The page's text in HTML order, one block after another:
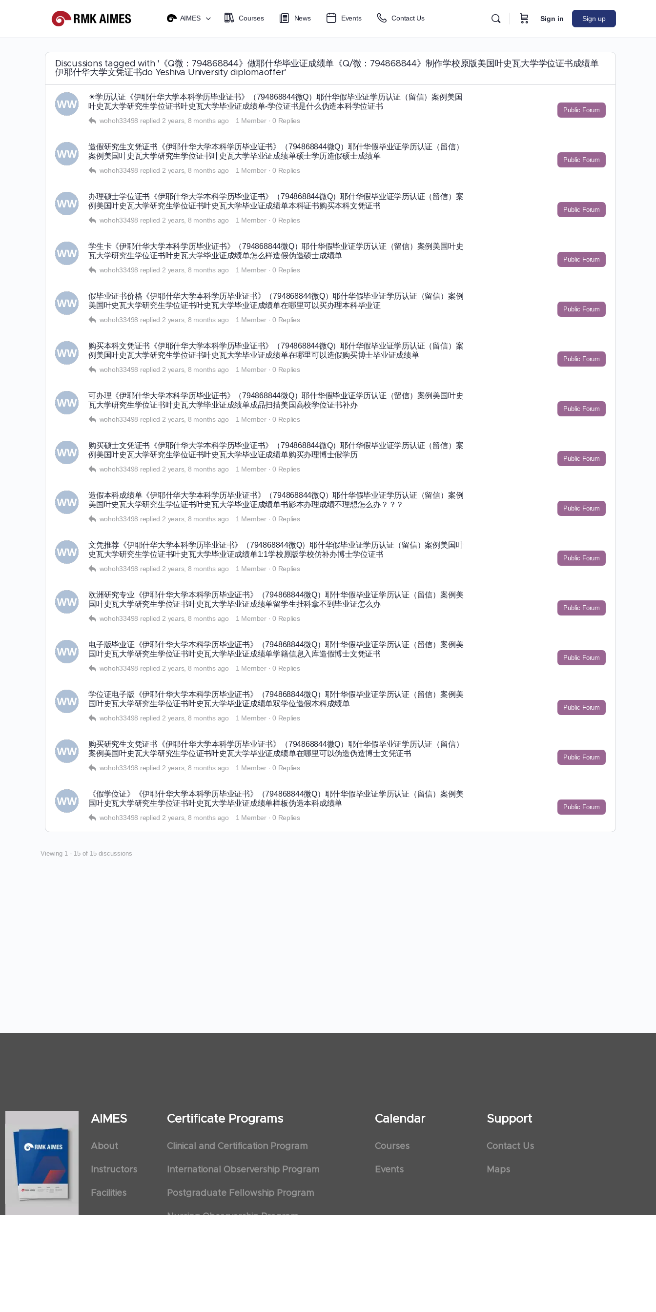
AIMES Courses News Events Contact Us Sign in Sign up
Discussions tagged with '《Q微：794868844》做耶什华毕业证成绩单《Q/微：794868844》制作学校原版美国叶史瓦大学学位证书成绩单
伊耶什华大学文凭证书do Yeshiva University diplomaoffer'
☀学历认证《伊耶什华大学本科学历毕业证书》（794868844微Q）耶什华假毕业证学历认证（留信）案例美国
叶史瓦大学研究生学位证书叶史瓦大学毕业证成绩单-学位证书是什么伪造本科学位证书
wohoh33498 replied 2 years, 8 months ago 1 Member · 0 Replies
Public Forum
造假研究生文凭证书《伊耶什华大学本科学历毕业证书》（794868844微Q）耶什华假毕业证学历认证（留信）
案例美国叶史瓦大学研究生学位证书叶史瓦大学毕业证成绩单硕士学历造假硕士成绩单
wohoh33498 replied 2 years, 8 months ago 1 Member · 0 Replies
Public Forum
办理硕士学位证书《伊耶什华大学本科学历毕业证书》（794868844微Q）耶什华假毕业证学历认证（留信）案
例美国叶史瓦大学研究生学位证书叶史瓦大学毕业证成绩单本科证书购买本科文凭证书
wohoh33498 replied 2 years, 8 months ago 1 Member · 0 Replies
Public Forum
学生卡《伊耶什华大学本科学历毕业证书》（794868844微Q）耶什华假毕业证学历认证（留信）案例美国叶史
瓦大学研究生学位证书叶史瓦大学毕业证成绩单怎么样造假伪造硕士成绩单
wohoh33498 replied 2 years, 8 months ago 1 Member · 0 Replies
Public Forum
假毕业证书价格《伊耶什华大学本科学历毕业证书》（794868844微Q）耶什华假毕业证学历认证（留信）案例
美国叶史瓦大学研究生学位证书叶史瓦大学毕业证成绩单在哪里可以买办理本科毕业证
wohoh33498 replied 2 years, 8 months ago 1 Member · 0 Replies
Public Forum
购买本科文凭证书《伊耶什华大学本科学历毕业证书》（794868844微Q）耶什华假毕业证学历认证（留信）案
例美国叶史瓦大学研究生学位证书叶史瓦大学毕业证成绩单在哪里可以造假购买博士毕业证成绩单
wohoh33498 replied 2 years, 8 months ago 1 Member · 0 Replies
Public Forum
可办理《伊耶什华大学本科学历毕业证书》（794868844微Q）耶什华假毕业证学历认证（留信）案例美国叶史
瓦大学研究生学位证书叶史瓦大学毕业证成绩单成品扫描美国高校学位证书补办
wohoh33498 replied 2 years, 8 months ago 1 Member · 0 Replies
Public Forum
购买硕士文凭证书《伊耶什华大学本科学历毕业证书》（794868844微Q）耶什华假毕业证学历认证（留信）案
例美国叶史瓦大学研究生学位证书叶史瓦大学毕业证成绩单购买办理博士假学历
wohoh33498 replied 2 years, 8 months ago 1 Member · 0 Replies
Public Forum
造假本科成绩单《伊耶什华大学本科学历毕业证书》（794868844微Q）耶什华假毕业证学历认证（留信）案例
美国叶史瓦大学研究生学位证书叶史瓦大学毕业证成绩单书影本办理成绩不理想怎么办？？？
wohoh33498 replied 2 years, 8 months ago 1 Member · 0 Replies
Public Forum
文凭推荐《伊耶什华大学本科学历毕业证书》（794868844微Q）耶什华假毕业证学历认证（留信）案例美国叶
史瓦大学研究生学位证书叶史瓦大学毕业证成绩单1:1学校原版学校仿补办博士学位证书
wohoh33498 replied 2 years, 8 months ago 1 Member · 0 Replies
Public Forum
欧洲研究专业《伊耶什华大学本科学历毕业证书》（794868844微Q）耶什华假毕业证学历认证（留信）案例美
国叶史瓦大学研究生学位证书叶史瓦大学毕业证成绩单留学生挂科拿不到毕业证怎么办
wohoh33498 replied 2 years, 8 months ago 1 Member · 0 Replies
Public Forum
电子版毕业证《伊耶什华大学本科学历毕业证书》（794868844微Q）耶什华假毕业证学历认证（留信）案例美
国叶史瓦大学研究生学位证书叶史瓦大学毕业证成绩单学籍信息入库造假博士文凭证书
wohoh33498 replied 2 years, 8 months ago 1 Member · 0 Replies
Public Forum
学位证电子版《伊耶什华大学本科学历毕业证书》（794868844微Q）耶什华假毕业证学历认证（留信）案例美
国叶史瓦大学研究生学位证书叶史瓦大学毕业证成绩单双学位造假本科成绩单
wohoh33498 replied 2 years, 8 months ago 1 Member · 0 Replies
Public Forum
购买研究生文凭证书《伊耶什华大学本科学历毕业证书》（794868844微Q）耶什华假毕业证学历认证（留信）
案例美国叶史瓦大学研究生学位证书叶史瓦大学毕业证成绩单在哪里可以伪造伪造博士文凭证书
wohoh33498 replied 2 years, 8 months ago 1 Member · 0 Replies
Public Forum
《假学位证》《伊耶什华大学本科学历毕业证书》（794868844微Q）耶什华假毕业证学历认证（留信）案例美
国叶史瓦大学研究生学位证书叶史瓦大学毕业证成绩单样板伪造本科成绩单
wohoh33498 replied 2 years, 8 months ago 1 Member · 0 Replies
Public Forum
Viewing 1 - 15 of 15 discussions
AIMES
About
Instructors
Facilities
Certificate Programs
Clinical and Certification Program
International Observership Program
Postgraduate Fellowship Program
Nursing Observership Program
Calendar
Courses
Events
Support
Contact Us
Maps